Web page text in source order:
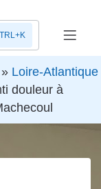
» Loire-Atlantique
douleur à